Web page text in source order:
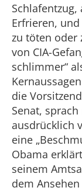
Erfrieren,
zu töten oder
von CIA-
schlimmer“
die
Senat,
ausdrücklich
eine
Obama
seinem
dem